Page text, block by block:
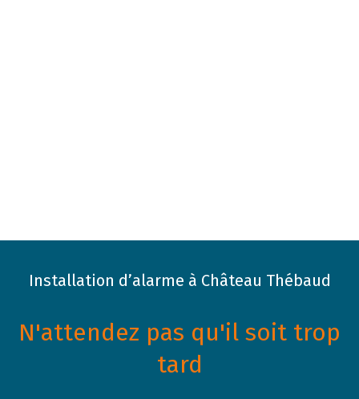
Installation d’alarme à Château Thébaud
N'attendez pas qu'il soit trop
tard